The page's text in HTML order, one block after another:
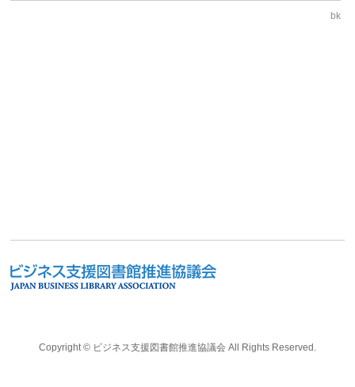
bk
Copyright © ビジネス支援図書館推進協議会All Rights Reserved.